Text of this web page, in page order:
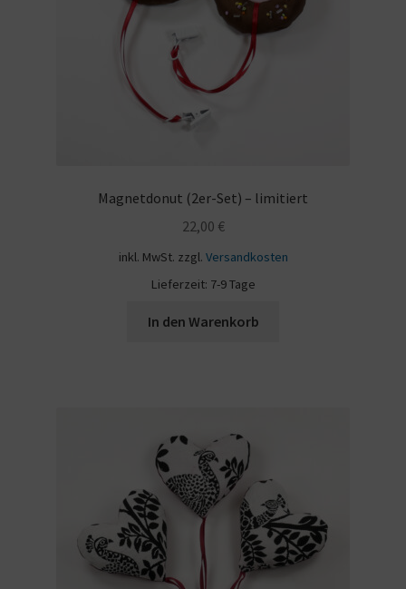
Magnetdonut (2er-Set) – limitiert
22,00 €
inkl. MwSt. zzgl. Versandkosten
Lieferzeit: 7-9 Tage
In den Warenkorb